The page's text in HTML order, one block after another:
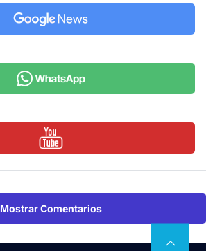
Mostrar Comentarios